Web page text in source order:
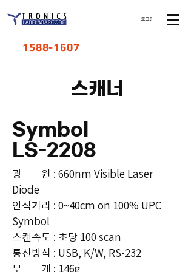
로그인
1588-1607
​스캐너
Symbol
LS-2208
광 원 : 660nm Visible Laser
Diode
인식거리 : 0~40cm on 100% UPC
Symbol
스캔속도 : 초당 100 scan
통신방식 : USB, K/W, RS-232
​무 게 : 146g